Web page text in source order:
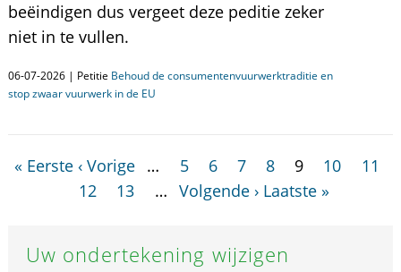
beëindigen dus vergeet deze peditie zeker
niet in te vullen.
06-07-2026 | Petitie Behoud de consumentenvuurwerktraditie en
stop zwaar vuurwerk in de EU
« Eerste ‹ Vorige … 5 6 7 8 9 10
11
12
13 … Volgende › Laatste »
Uw ondertekening wijzigen